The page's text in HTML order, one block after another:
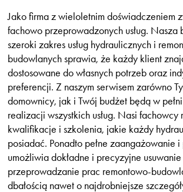
Jako firma z wieloletnim doświadczeniem
fachowo przeprowadzonych usług. Nasza
szeroki zakres usług hydraulicznych i
budowlanych sprawia, że każdy klient
dostosowane do własnych potrzeb oraz
preferencji. Z naszym serwisem zarówno
domownicy, jak i Twój budżet będą w
realizacji wszystkich usług. Nasi fachowcy
kwalifikacje i szkolenia, jakie każdy
posiadać. Ponadto pełne zaangażowanie
umożliwia dokładne i precyzyjne usuwanie
przeprowadzanie prac remontowo-
dbałością nawet o najdrobniejsze